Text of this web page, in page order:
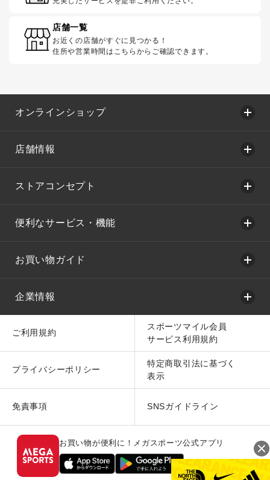
店舗一覧
お近くの店舗がすぐに見つかる！
住所や営業時間はこちらからご確認できます。
オンラインショップ
店舗情報
ストアコンセプト
便利なサービス・機能
お買い物ガイド
企業情報
ご利用規約
スポーツマイル会員
サービス利用規約
プライバシーポリシー
特定商取引法に基づく
表示
免責事項 SNSガイドライン
お買い物が便利に！メガスポーツ公式アプリ